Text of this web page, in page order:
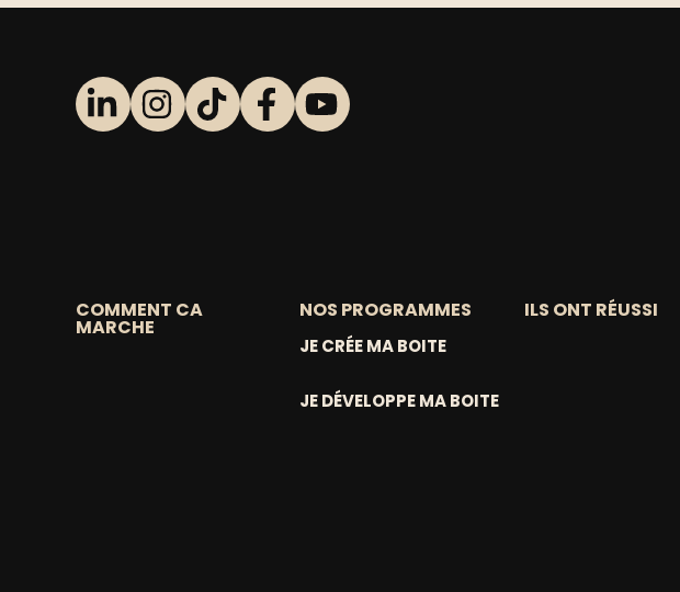
COMMENT CA
MARCHE
NOS PROGRAMMES
JE CRÉE MA BOITE
JE DÉVELOPPE MA BOITE
ILS ONT RÉUSSI